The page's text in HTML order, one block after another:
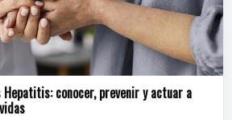
conocer, prevenir y actuar a